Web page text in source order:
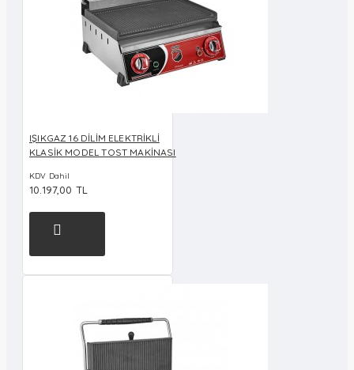
IŞIKGAZ 16 DİLİM ELEKTRİKLİ
KLASİK MODEL TOST MAKİNASI
KDV Dahil
10.197,00 TL